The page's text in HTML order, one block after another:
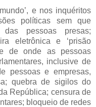
e nos inquéritos
políticas sem que
das pessoas presas;
eletrônica e ‘prisão
de onde as pessoas
inclusive de
pessoas e empresas,
quebra de sigilos do
República; censura de
bloqueio de redes